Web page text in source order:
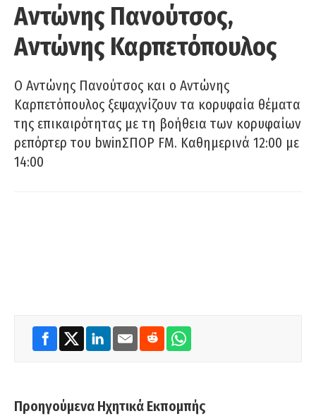
Αντώνης Πανούτσος,
Αντώνης Καρπετόπουλος
Ο Αντώνης Πανούτσος και ο Αντώνης
Καρπετόπουλος ξεψαχνίζουν τα κορυφαία θέματα
της επικαιρότητας με τη βοήθεια των κορυφαίων
ρεπόρτερ του bwinΣΠΟΡ FM. Καθημερινά 12:00 με
14:00
Προηγούμενα Ηχητικά Εκπομπής